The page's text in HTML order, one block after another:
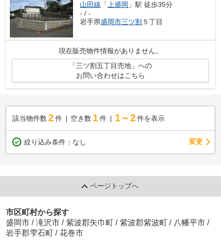
山田線 「上盛岡 」駅 徒歩35分
- / -
岩手県盛岡市三ツ割 ５丁目
現在販売物件情報がありません。
「三ツ割五丁目売地」への
お問い合わせはこちら
該当物件数 2件 空き数 1 件 1～2 件を表示
絞り込み条件： なし 変更
ページトップへ
市区町村から探す
盛岡市 / 滝沢市 / 紫波郡矢巾町 / 紫波郡紫波町 / 八幡平市 /
岩手郡雫石町 / 花巻市